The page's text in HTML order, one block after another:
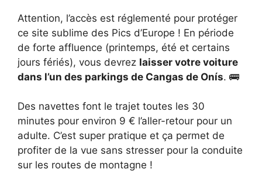
Attention, l’accès est réglementé pour protéger
ce site sublime des Pics d’Europe ! En période
de forte affluence (printemps, été et certains
jours fériés), vous devrez laisser votre voiture
dans l’un des parkings de Cangas de Onís. 🚌
Des navettes font le trajet toutes les 30
minutes pour environ 9 € l’aller-retour pour un
adulte. C’est super pratique et ça permet de
profiter de la vue sans stresser pour la conduite
sur les routes de montagne !